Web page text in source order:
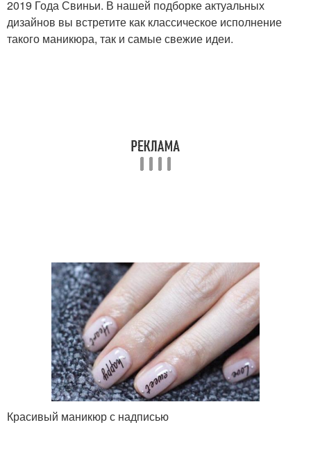
2019 Года Свиньи. В нашей подборке актуальных
дизайнов вы встретите как классическое исполнение
такого маникюра, так и самые свежие идеи.
Красивый маникюр с надписью